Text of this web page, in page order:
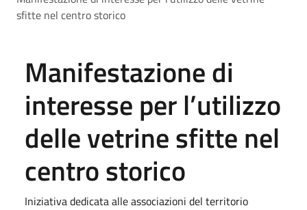
sfitte nel centro storico
Manifestazione di
interesse per l’utilizzo
delle vetrine sfitte nel
centro storico
Iniziativa dedicata alle associazioni del territorio